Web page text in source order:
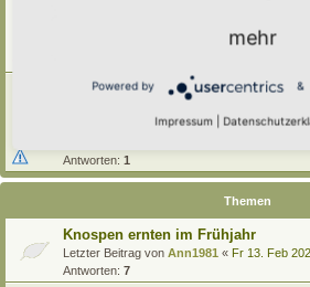
Ankündigungen & Fragen zum
[Bitte lesen] Wie funktioniert die
Letzter Beitrag vonHortus anima l«So 15.
Antworten: 1
Themen
Knospen ernten im Frühjahr
Letzter Beitrag von Ann1981 « Fr 13. Feb
Antworten: 7
mehr
Powered by &
Impressum